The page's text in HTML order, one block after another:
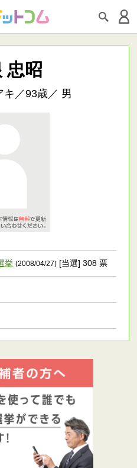
忠昭
キ／93歳／ 男
挙 (2008/04/27) [当選] 308 票